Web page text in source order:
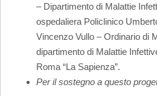
– Dipartimento di Malattie
ospedaliera Policlinico
Vincenzo Vullo – Ordinario di
dipartimento di Malattie
Roma “La Sapienza”.
Per il sostegno a questo